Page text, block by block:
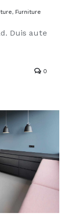
, Furniture
Duis aute
0